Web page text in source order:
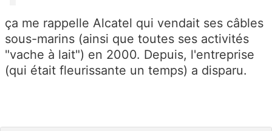
ça me rappelle Alcatel qui vendait ses câbles
sous-marins (ainsi que toutes ses activités
"vache à lait") en 2000. Depuis, l'entreprise
(qui était fleurissante un temps) a disparu.